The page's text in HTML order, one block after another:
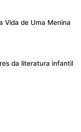
Vida de Uma Menina
da literatura infantil